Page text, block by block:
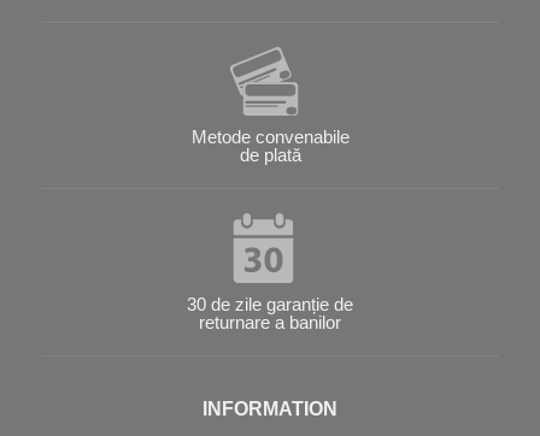
Metode convenabile
de plată
30 de zile garanție de
returnare a banilor
INFORMATION